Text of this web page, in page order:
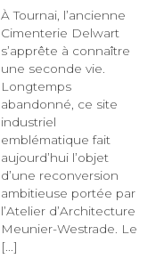
À Tournai, l’ancienne
Cimenterie Delwart
s’apprête à connaître
une seconde vie.
Longtemps
abandonné, ce site
industriel
emblématique fait
aujourd’hui l’objet
d’une reconversion
ambitieuse portée par
l’Atelier d’Architecture
Meunier-Westrade. Le
[...]